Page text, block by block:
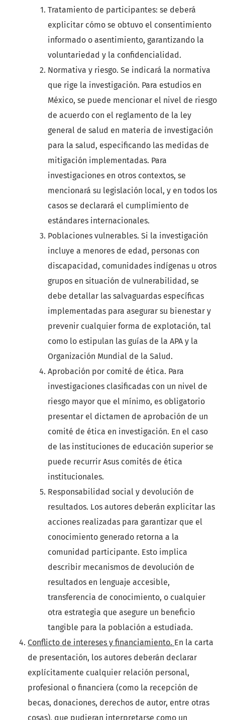
Tratamiento de participantes: se deberá
explicitar cómo se obtuvo el consentimiento
informado o asentimiento, garantizando la
voluntariedad y la confidencialidad.
Normativa y riesgo. Se indicará la normativa
que rige la investigación. Para estudios en
México, se puede mencionar el nivel de riesgo
de acuerdo con el reglamento de la ley
general de salud en materia de investigación
para la salud, especificando las medidas de
mitigación implementadas. Para
investigaciones en otros contextos, se
mencionará su legislación local, y en todos los
casos se declarará el cumplimiento de
estándares internacionales.
Poblaciones vulnerables. Si la investigación
incluye a menores de edad, personas con
discapacidad, comunidades indígenas u otros
grupos en situación de vulnerabilidad, se
debe detallar las salvaguardas específicas
implementadas para asegurar su bienestar y
prevenir cualquier forma de explotación, tal
como lo estipulan las guías de la APA y la
Organización Mundial de la Salud.
Aprobación por comité de ética. Para
investigaciones clasificadas con un nivel de
riesgo mayor que el mínimo, es obligatorio
presentar el dictamen de aprobación de un
comité de ética en investigación. En el caso
de las instituciones de educación superior se
puede recurrir Asus comités de ética
institucionales.
Responsabilidad social y devolución de
resultados. Los autores deberán explicitar las
acciones realizadas para garantizar que el
conocimiento generado retorna a la
comunidad participante. Esto implica
describir mecanismos de devolución de
resultados en lenguaje accesible,
transferencia de conocimiento, o cualquier
otra estrategia que asegure un beneficio
tangible para la población a estudiada.
Conflicto de intereses y financiamiento. En la carta
de presentación, los autores deberán declarar
explícitamente cualquier relación personal,
profesional o financiera (como la recepción de
becas, donaciones, derechos de autor, entre otras
cosas), que pudieran interpretarse como un